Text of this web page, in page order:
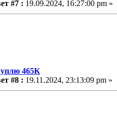
#7 : 19.09.2024, 16:27:00 pm »
465К
#8 : 19.11.2024, 23:13:09 pm »